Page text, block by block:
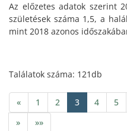
Az előzetes adatok szerint
születések száma 1,5, a
mint 2018 azonos
Találatok száma: 121db
« 1 2 3 4 5
»
»»